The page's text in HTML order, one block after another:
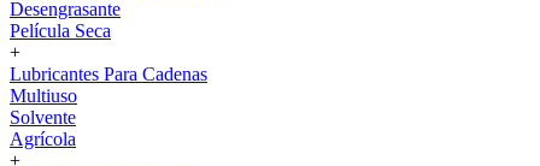
Desengrasante
Película Seca
+
Lubricantes Para Cadenas
Multiuso
Solvente
Agrícola
+